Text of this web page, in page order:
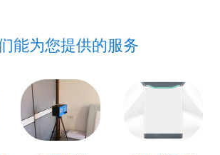
能为您提供的服务